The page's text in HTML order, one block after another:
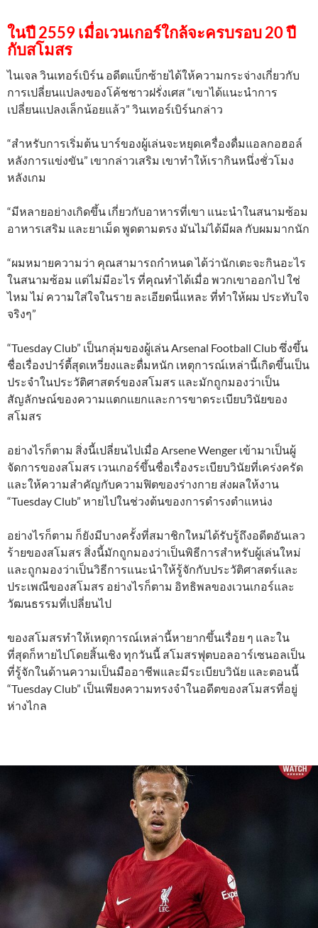
ในปี 2559 เมื่อเวนเกอร์ใกล้จะครบรอบ 20 ปี
กับสโมสร
ไนเจล วินเทอร์เบิร์น อดีตแบ็กซ้ายได้ให้ความกระจ่างเกี่ยวกับ
การเปลี่ยนแปลงของโค้ชชาวฝรั่งเศส “เขาได้แนะนำการ
เปลี่ยนแปลงเล็กน้อยแล้ว” วินเทอร์เบิร์นกล่าว
“สำหรับการเริ่มต้น บาร์ของผู้เล่นจะหยุดเครื่องดื่มแอลกอฮอล์
หลังการแข่งขัน” เขากล่าวเสริม เขาทำให้เรากินหนึ่งชั่วโมง
หลังเกม
“มีหลายอย่างเกิดขึ้น เกี่ยวกับอาหารที่เขา แนะนำในสนามซ้อม
อาหารเสริม และยาเม็ด พูดตามตรง มันไม่ได้มีผล กับผมมากนัก
“ผมหมายความว่า คุณสามารถกำหนด ได้ว่านักเตะจะกินอะไร
ในสนามซ้อม แต่ไม่มีอะไร ที่คุณทำได้เมื่อ พวกเขาออกไป ใช่
ไหม ไม่ ความใส่ใจในราย ละเอียดนี่แหละ ที่ทำให้ผม ประทับใจ
จริงๆ”
“Tuesday Club” เป็นกลุ่มของผู้เล่น Arsenal Football Club ซึ่งขึ้น
ชื่อเรื่องปาร์ตี้สุดเหวี่ยงและดื่มหนัก เหตุการณ์เหล่านี้เกิดขึ้นเป็น
ประจำในประวัติศาสตร์ของสโมสร และมักถูกมองว่าเป็น
สัญลักษณ์ของความแตกแยกและการขาดระเบียบวินัยของ
สโมสร
อย่างไรก็ตาม สิ่งนี้เปลี่ยนไปเมื่อ Arsene Wenger เข้ามาเป็นผู้
จัดการของสโมสร เวนเกอร์ขึ้นชื่อเรื่องระเบียบวินัยที่เคร่งครัด
และให้ความสำคัญกับความฟิตของร่างกาย ส่งผลให้งาน
“Tuesday Club” หายไปในช่วงต้นของการดำรงตำแหน่ง
อย่างไรก็ตาม ก็ยังมีบางครั้งที่สมาชิกใหม่ได้รับรู้ถึงอดีตอันเลว
ร้ายของสโมสร สิ่งนี้มักถูกมองว่าเป็นพิธีการสำหรับผู้เล่นใหม่
และถูกมองว่าเป็นวิธีการแนะนำให้รู้จักกับประวัติศาสตร์และ
ประเพณีของสโมสร อย่างไรก็ตาม อิทธิพลของเวนเกอร์และ
วัฒนธรรมที่เปลี่ยนไป
ของสโมสรทำให้เหตุการณ์เหล่านี้หายากขึ้นเรื่อย ๆ และใน
ที่สุดก็หายไปโดยสิ้นเชิง ทุกวันนี้ สโมสรฟุตบอลอาร์เซนอลเป็น
ที่รู้จักในด้านความเป็นมืออาชีพและมีระเบียบวินัย และตอนนี้
“Tuesday Club” เป็นเพียงความทรงจำในอดีตของสโมสรที่อยู่
ห่างไกล